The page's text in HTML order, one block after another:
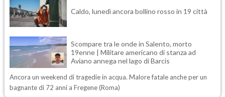
Caldo, lunedì ancora bollino rosso in 19 città
Scompare tra le onde in Salento, morto
19enne | Militare americano di stanza ad
Aviano annega nel lago di Barcis
Ancora un weekend di tragedie in acqua. Malore fatale anche per un
bagnante di 72 anni a Fregene (Roma)